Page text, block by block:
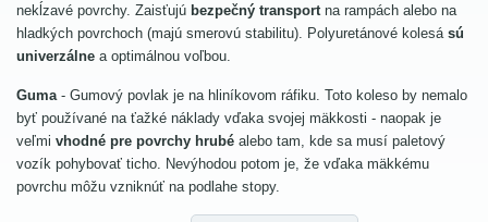
100 mm(1)
nekĺzavé povrchy. Zaisťujú bezpečný transportna rampách alebo na
hladkých povrchoch (majú smerovú stabilitu). Polyuretánové kolesá sú
univerzálne a optimálnou voľbou.
Guma- Gumový povlak je na hliníkovom ráfiku. Toto koleso by nemalo
byť používané na ťažké náklady vďaka svojej mäkkosti - naopak je
veľmi vhodné pre povrchy hrubé alebo tam, kde sa musí paletový
vozík pohybovať ticho. Nevýhodou potom je, že vďaka mäkkému
povrchu môžu vzniknúť na podlahe stopy.